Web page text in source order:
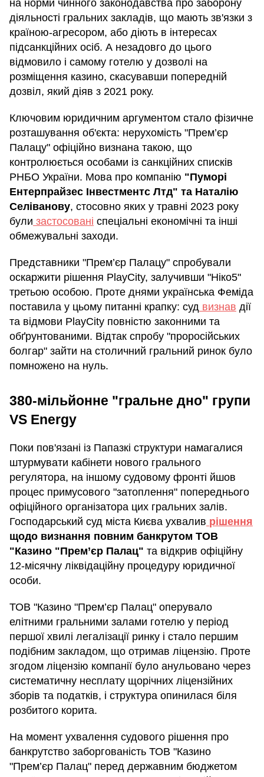
на норми чинного законодавства про заборону
діяльності гральних закладів, що мають зв'язки з
країною-агресором, або діють в інтересах
підсанкційних осіб. А незадовго до цього
відмовило і самому готелю у дозволі на
розміщення казино, скасувавши попередній
дозвіл, який діяв з 2021 року.
Ключовим юридичним аргументом стало фізичне
розташування об'єкта: нерухомість "Прем’єр
Палацу" офіційно визнана такою, що
контролюється особами із санкційних списків
РНБО України. Мова про компанію "Пуморі
Ентерпрайзес Інвестментс Лтд" та Наталію
Селіванову, стосовно яких у травні 2023 року
були застосовані спеціальні економічні та інші
обмежувальні заходи.
Представники "Прем’єр Палацу" спробували
оскаржити рішення PlayCity, залучивши "Ніко5"
третьою особою. Проте днями українська Феміда
поставила у цьому питанні крапку: суд визнав дії
та відмови PlayCity повністю законними та
обґрунтованими. Відтак спробу "проросійських
болгар" зайти на столичний гральний ринок було
помножено на нуль.
380-мільйонне "гральне дно" групи
VS Energy
Поки пов'язані із Папазкі структури намагалися
штурмувати кабінети нового грального
регулятора, на іншому судовому фронті йшов
процес примусового "затоплення" попереднього
офіційного організатора цих гральних залів.
Господарський суд міста Києва ухвалив рішення
щодо визнання повним банкрутом ТОВ
"Казино "Прем’єр Палац" та відкрив офіційну
12-місячну ліквідаційну процедуру юридичної
особи.
ТОВ "Казино "Прем’єр Палац" оперувало
елітними гральними залами готелю у період
першої хвилі легалізації ринку і стало першим
подібним закладом, що отримав ліцензію. Проте
згодом ліцензію компанії було анульовано через
систематичну несплату щорічних ліцензійних
зборів та податків, і структура опинилася біля
розбитого корита.
На момент ухвалення судового рішення про
банкрутство заборгованість ТОВ "Казино
"Прем’єр Палац" перед державним бюджетом